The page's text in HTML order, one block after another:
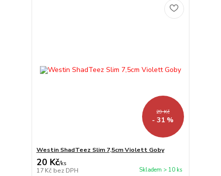
29 Kč
- 31 %
Westin ShadTeez Slim 7,5cm Violett Goby
20 Kč/ks
17 Kč bez DPH Skladem > 10 ks